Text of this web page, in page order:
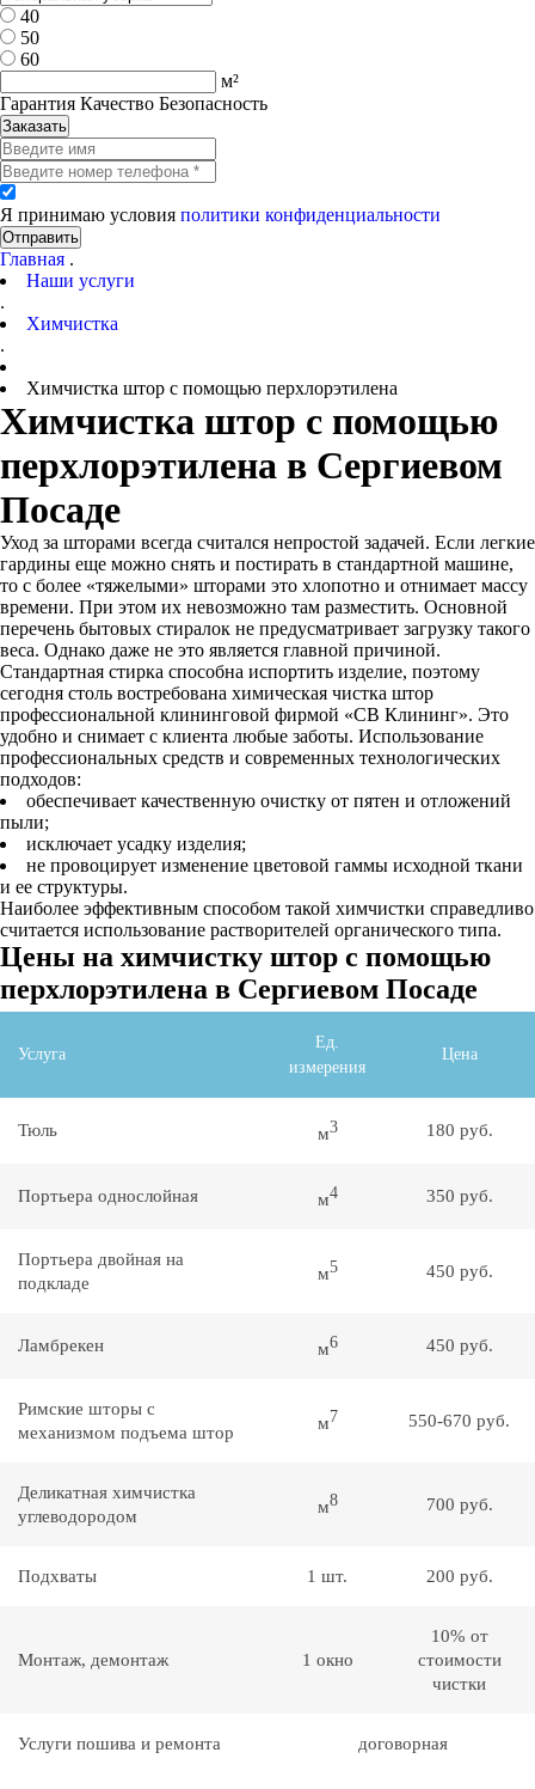
40
50
60
м²
Гарантия Качество Безопасность
Заказать
Я принимаю условия политики конфиденциальности
Отправить
Главная .
Наши услуги
.
Химчистка
.
Химчистка штор с помощью перхлорэтилена
Химчистка штор с помощью
перхлорэтилена в Сергиевом
Посаде
Уход за шторами всегда считался непростой задачей. Если легкие
гардины еще можно снять и постирать в стандартной машине,
то с более «тяжелыми» шторами это хлопотно и отнимает массу
времени. При этом их невозможно там разместить. Основной
перечень бытовых стиралок не предусматривает загрузку такого
веса. Однако даже не это является главной причиной.
Стандартная стирка способна испортить изделие, поэтому
сегодня столь востребована химическая чистка штор
профессиональной клининговой фирмой «СВ Клининг». Это
удобно и снимает с клиента любые заботы. Использование
профессиональных средств и современных технологических
подходов:
обеспечивает качественную очистку от пятен и отложений
пыли;
исключает усадку изделия;
не провоцирует изменение цветовой гаммы исходной ткани
и ее структуры.
Наиболее эффективным способом такой химчистки справедливо
считается использование растворителей органического типа.
Цены на химчистку штор с помощью
перхлорэтилена в Сергиевом Посаде
Услуга
Ед.
измерения
Цена
Тюль м3 180 руб.
Портьера однослойная м4 350 руб.
Портьера двойная на
подкладе
м5 450 руб.
Ламбрекен м6 450 руб.
Римские шторы с
механизмом подъема штор
м7 550-670 руб.
Деликатная химчистка
углеводородом
м8 700 руб.
Подхваты 1 шт. 200 руб.
Монтаж, демонтаж 1 окно
10% от
стоимости
чистки
Услуги пошива и ремонта договорная